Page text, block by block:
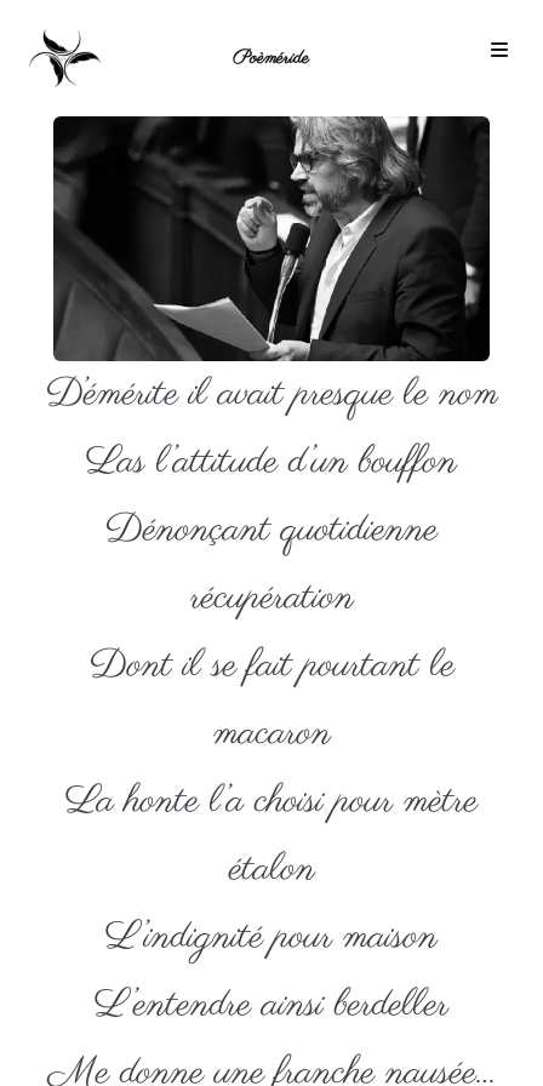
Poèméride
D’émérite il avait presque le nom
Las l’attitude d’un bouffon
Dénonçant quotidienne
récupération
Dont il se fait pourtant le
macaron
La honte l’a choisi pour mètre
étalon
L’indignité pour maison
L’entendre ainsi berdeller
Me donne une franche nausée…